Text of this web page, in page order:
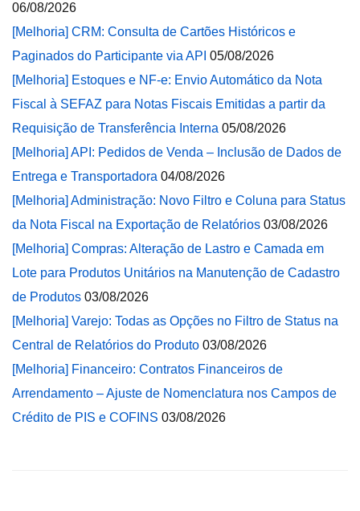
06/08/2026
[Melhoria] CRM: Consulta de Cartões Históricos e
Paginados do Participante via API 05/08/2026
[Melhoria] Estoques e NF-e: Envio Automático da Nota
Fiscal à SEFAZ para Notas Fiscais Emitidas a partir da
Requisição de Transferência Interna 05/08/2026
[Melhoria] API: Pedidos de Venda – Inclusão de Dados de
Entrega e Transportadora 04/08/2026
[Melhoria] Administração: Novo Filtro e Coluna para Status
da Nota Fiscal na Exportação de Relatórios 03/08/2026
[Melhoria] Compras: Alteração de Lastro e Camada em
Lote para Produtos Unitários na Manutenção de Cadastro
de Produtos 03/08/2026
[Melhoria] Varejo: Todas as Opções no Filtro de Status na
Central de Relatórios do Produto 03/08/2026
[Melhoria] Financeiro: Contratos Financeiros de
Arrendamento – Ajuste de Nomenclatura nos Campos de
Crédito de PIS e COFINS 03/08/2026